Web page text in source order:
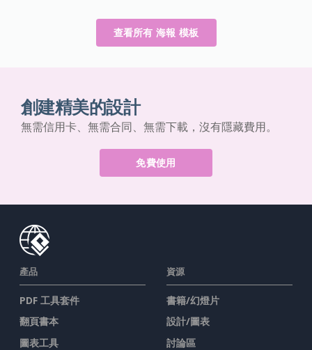
查看所有 海報 模板
創建精美的設計
無需信用卡、無需合同、無需下載，沒有隱藏費用。
免費使用
產品
PDF 工具套件
翻頁書本
圖表工具
資源
書籍/幻燈片
設計/圖表
討論區